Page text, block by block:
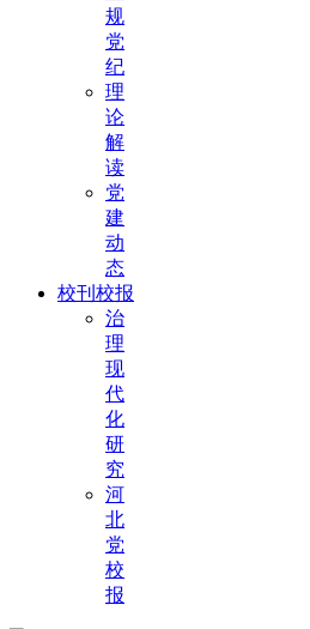
规
党
纪
理
论
解
读
党
建
动
态
校刊校报
治
理
现
代
化
研
究
河
北
党
校
报